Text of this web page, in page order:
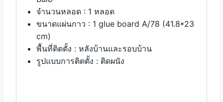
จำนวนหลอด : 1 หลอด
ขนาดแผ่นกาว : 1 glue board A/78 (41.8*23
cm)
พื้นที่ติดตั้ง : หลังบ้านและรอบบ้าน
รูปแบบการติดตั้ง : ติดผนัง